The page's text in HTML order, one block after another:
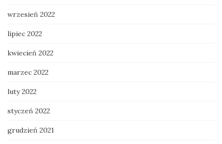
wrzesień 2022
lipiec 2022
kwiecień 2022
marzec 2022
luty 2022
styczeń 2022
grudzień 2021